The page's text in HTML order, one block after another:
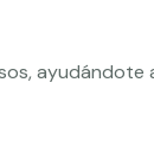
ayudándote